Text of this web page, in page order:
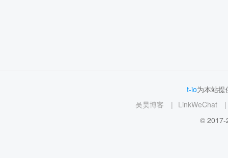
t-io为本站
吴昊博客
| LinkWeChat
|
© 2017-